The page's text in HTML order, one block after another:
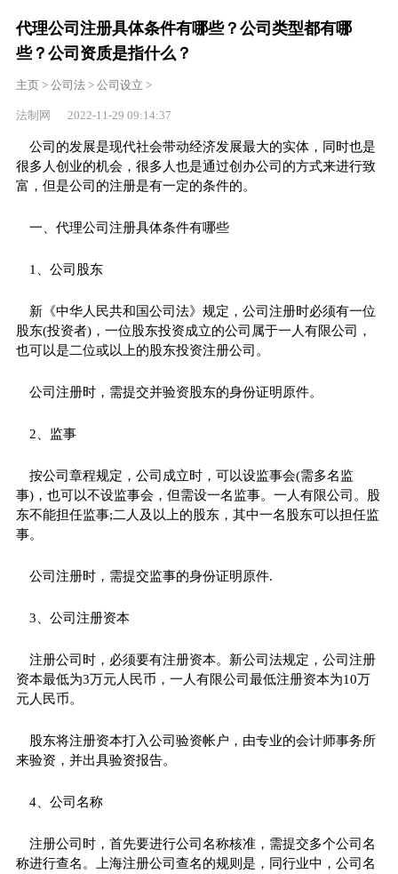
代理公司注册具体条件有哪些？公司类型都有哪
些？公司资质是指什么？
主页> 公司法> 公司设立 >
法制网 2022-11-29 09:14:37
公司的发展是现代社会带动经济发展最大的实体，同时也是
很多人创业的机会，很多人也是通过创办公司的方式来进行致
富，但是公司的注册是有一定的条件的。
一、代理公司注册具体条件有哪些
1、公司股东
新《中华人民共和国公司法》规定，公司注册时必须有一位
股东(投资者)，一位股东投资成立的公司属于一人有限公司，
也可以是二位或以上的股东投资注册公司。
公司注册时，需提交并验资股东的身份证明原件。
2、监事
按公司章程规定，公司成立时，可以设监事会(需多名监
事)，也可以不设监事会，但需设一名监事。一人有限公司。股
东不能担任监事;二人及以上的股东，其中一名股东可以担任监
事。
公司注册时，需提交监事的身份证明原件.
3、公司注册资本
注册公司时，必须要有注册资本。新公司法规定，公司注册
资本最低为3万元人民币，一人有限公司最低注册资本为10万
元人民币。
股东将注册资本打入公司验资帐户，由专业的会计师事务所
来验资，并出具验资报告。
4、公司名称
注册公司时，首先要进行公司名称核准，需提交多个公司名
称进行查名。上海注册公司查名的规则是，同行业中，公司名